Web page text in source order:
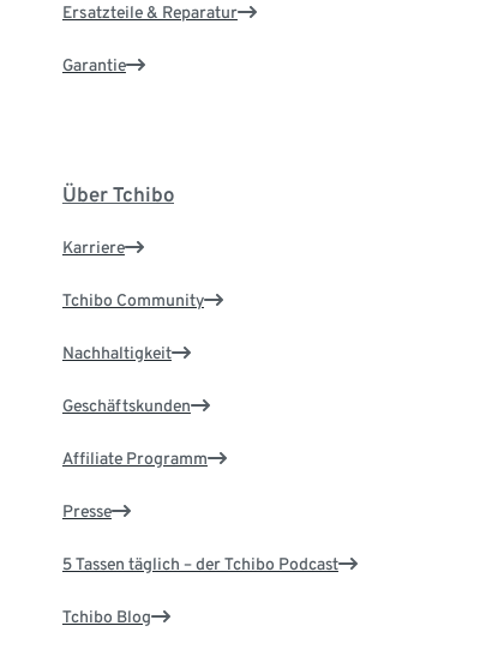
Ersatzteile & Reparatur
Garantie
Über Tchibo
Karriere
Tchibo Community
Nachhaltigkeit
Geschäftskunden
Affiliate Programm
Presse
5 Tassen täglich – der Tchibo Podcast
Tchibo Blog